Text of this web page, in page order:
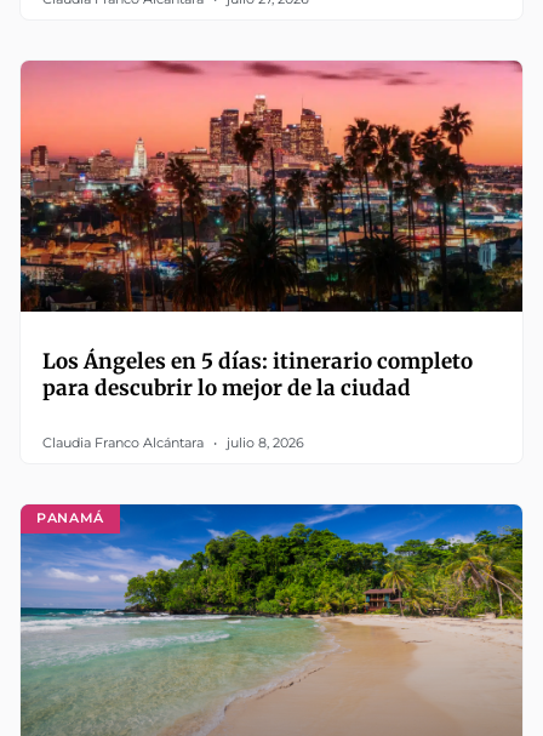
Los Ángeles en 5 días: itinerario completo
para descubrir lo mejor de la ciudad
Claudia Franco Alcántara julio 8, 2026
PANAMÁ